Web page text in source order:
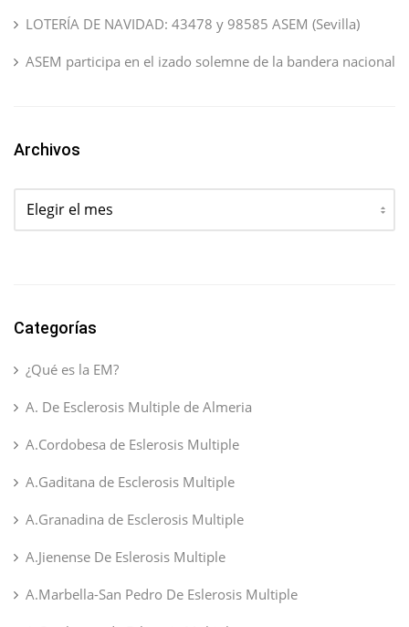
LOTERÍA DE NAVIDAD: 43478 y 98585 ASEM (Sevilla)
ASEM participa en el izado solemne de la bandera nacional
Archivos
Archivos
Categorías
¿Qué es la EM?
A. De Esclerosis Multiple de Almeria
A.Cordobesa de Eslerosis Multiple
A.Gaditana de Esclerosis Multiple
A.Granadina de Esclerosis Multiple
A.Jienense De Eslerosis Multiple
A.Marbella-San Pedro De Eslerosis Multiple